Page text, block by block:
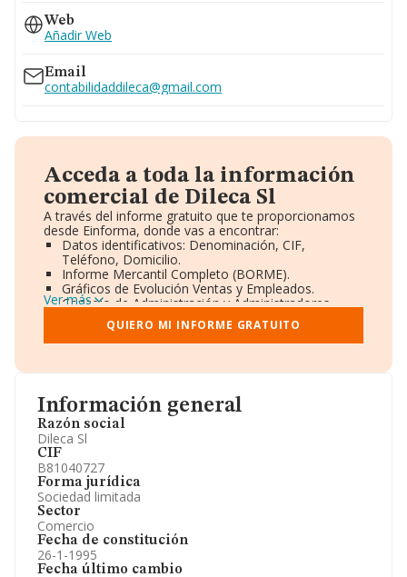
Información general
Razón social
Dileca Sl
CIF
B81040727
Forma jurídica
Sociedad limitada
Sector
Comercio
Fecha de constitución
26-1-1995
Fecha último cambio
917462233
917462231
915416028
Web
Añadir Web
Email
contabilidaddileca@gmail.com
Acceda a toda la información
comercial de Dileca Sl
A través del informe gratuito que te proporcionamos
desde Einforma, donde vas a encontrar:
Datos identificativos: Denominación, CIF,
Teléfono, Domicilio.
Informe Mercantil Completo (BORME).
Gráficos de Evolución Ventas y Empleados.
Consejo de Administración y Administradores.
Directivos y Ejecutivos.
Accionistas.
Participaciones y Vinculaciones en otras empresas.
Información oficial y registral complementaria.
Ver más
QUIERO MI INFORME GRATUITO